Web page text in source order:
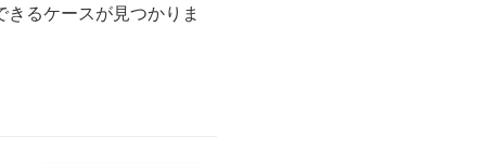
るケースが見つかりま